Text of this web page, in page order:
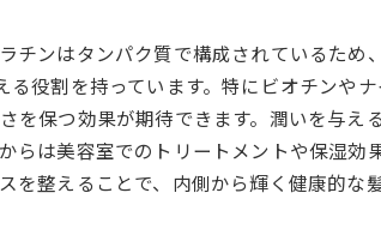
チンはタンパク質で構成されているため
役割を持っています。特にビオチンや
を保つ効果が期待できます。潤いを与え
らは美容室でのトリートメントや保湿効
を整えることで、内側から輝く健康的な